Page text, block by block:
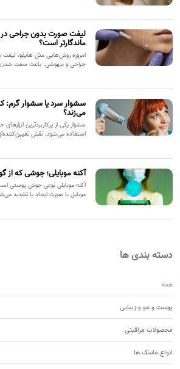
ماندگارتر است؟
امروزه روش‌هایی مثل هایفو، لیفت
جراحی و بیهوشی، باعث سفت
سشوار سرد یا سشوار گرم:
می‌زند؟
سشوار یکی از پرکاربردترین
استفاده می‌شود، نقش
آکنه موبایلی؛ جوشی که از
آکنه موبایلی نوعی جوش پوستی
موبایل با صورت ایجاد یا تشدید
دسته بندی ها
همه
پوست و مو و زیبایی
محصولات مراقبتی
انواع ماسک ها